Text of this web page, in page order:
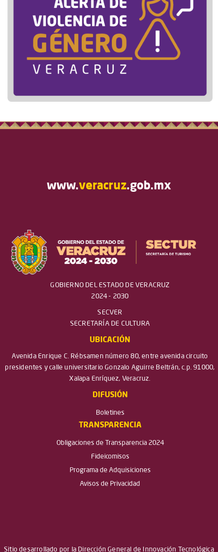
www.veracruz.gob.mx
GOBIERNO DEL ESTADO DE VERACRUZ
2024 - 2030
SECVER
SECRETARÍA DE CULTURA
UBICACIÓN
Avenida Enrique C. Rébsamen número 80, entre avenida circuito
presidentes y calle universitario Gonzalo Aguirre Beltrán, c.p. 91000,
Xalapa Enríquez, Veracruz.
DIFUSIÓN
Boletines
TRANSPARENCIA
Obligaciones de Transparencia 2024
Fideicomisos
Programa de Adquisiciones
Avisos de Privacidad
Sitio desarrollado por la Dirección General de Innovación Tecnológica